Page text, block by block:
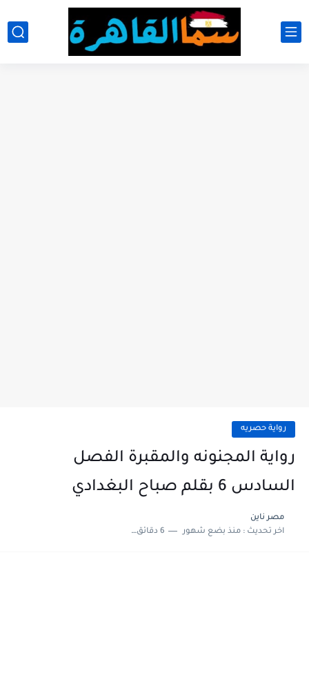
رواية حصريه
رواية المجنونه والمقبرة الفصل
السادس 6 بقلم صباح البغدادي
مصر ناين
اخر تحديث :منذ بضع شهور 6 دقائق للقراءة